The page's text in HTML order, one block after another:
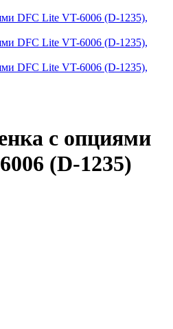
с опциями
(D-1235)